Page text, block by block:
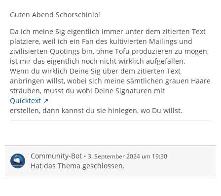
Guten Abend Schorschinio!
Da ich meine Sig eigentlich immer unter dem zitierten Text
platziere, weil ich ein Fan des kultivierten Mailings und
zivilisierten Quotings bin, ohne Tofu produzieren zu mögen,
ist mir das eigentlich noch nicht wirklich aufgefallen.
Wenn du wirklich Deine Sig über dem zitierten Text
anbringen willst, wobei sich meine sämtlichen grauen Haare
sträuben, musst du wohl Deine Signaturen mit
Quicktext
erstellen, dann kannst du sie hinlegen, wo Du willst.
Community-Bot 3. September 2024 um 19:30
Hat das Thema geschlossen.